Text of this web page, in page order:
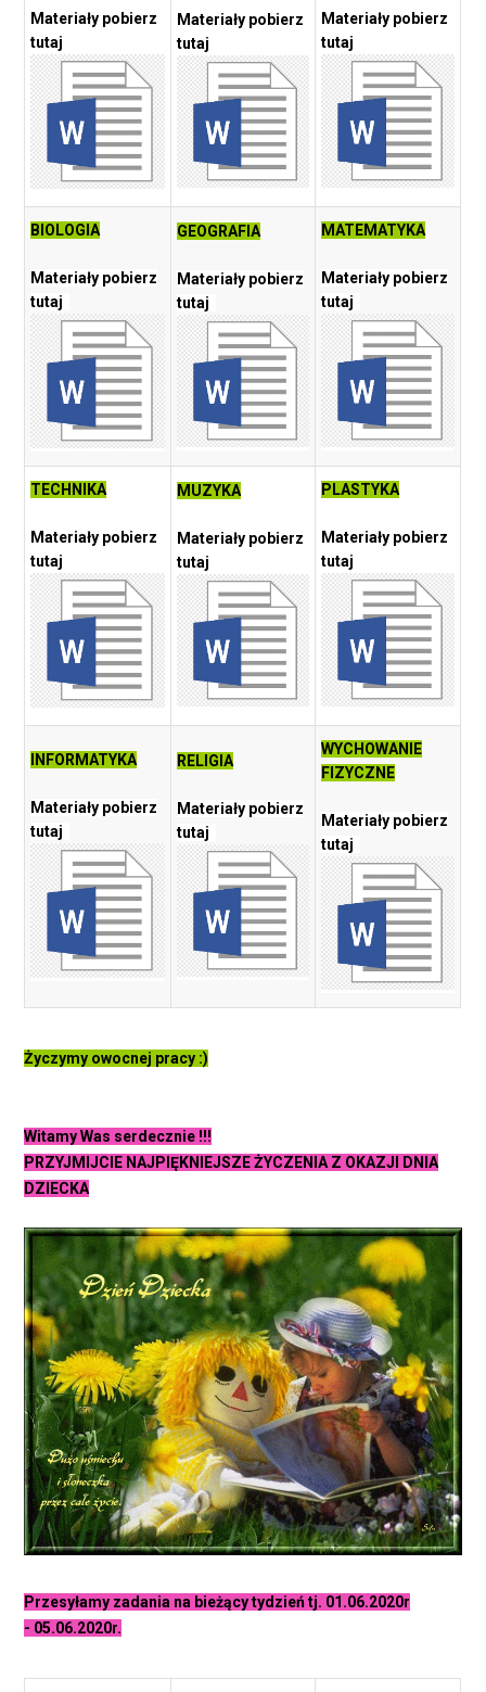
Materiały pobierz
tutaj
Materiały pobierz
tutaj
Materiały pobierz
tutaj
BIOLOGIA
Materiały pobierz
tutaj
GEOGRAFIA
Materiały pobierz
tutaj
MATEMATYKA
Materiały pobierz
tutaj
TECHNIKA
Materiały pobierz
tutaj
MUZYKA
Materiały pobierz
tutaj
PLASTYKA
Materiały pobierz
tutaj
INFORMATYKA
Materiały pobierz
tutaj
RELIGIA
Materiały pobierz
tutaj
WYCHOWANIE
FIZYCZNE
Materiały pobierz
tutaj
Życzymy owocnej pracy :)
Witamy Was serdecznie !!!
PRZYJMIJCIE NAJPIĘKNIEJSZE ŻYCZENIA Z OKAZJI DNIA
DZIECKA
Przesyłamy zadania na bieżący tydzień tj. 01.06.2020r
- 05.06.2020r.